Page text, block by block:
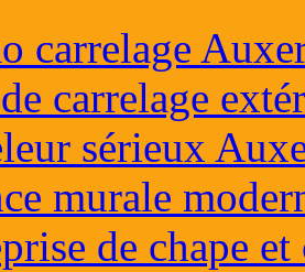
carrelage
carrelage
sérieux
murale
de chape